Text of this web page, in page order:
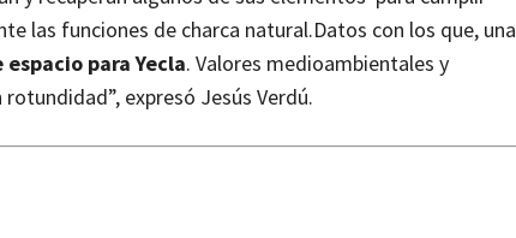
las funciones de charca natural.Datos con los que, una
para Yecla. Valores medioambientales y
expresó Jesús Verdú.